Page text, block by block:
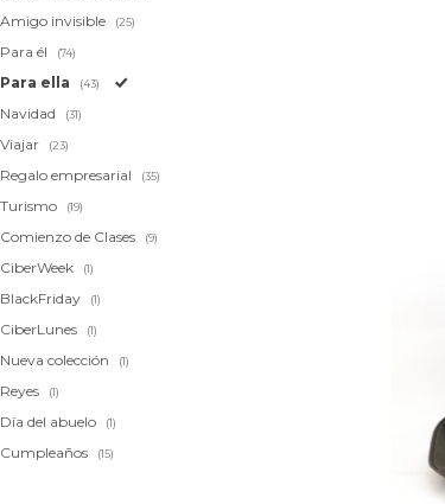
Amigo invisible (25)
Para él (74)
Para ella (43)
Navidad (31)
Viajar (23)
Regalo empresarial (35)
Turismo (19)
Comienzo de Clases (9)
CiberWeek (1)
BlackFriday (1)
CiberLunes (1)
Nueva colección (1)
Reyes (1)
Día del abuelo (1)
Cumpleaños (15)